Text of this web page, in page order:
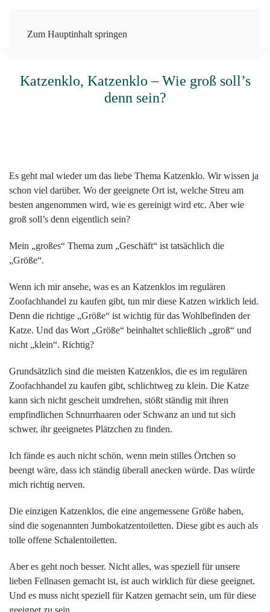
Zum Hauptinhalt springen
Katzenklo, Katzenklo – Wie groß soll’s
denn sein?
Es geht mal wieder um das liebe Thema Katzenklo. Wir wissen ja
schon viel darüber. Wo der geeignete Ort ist, welche Streu am
besten angenommen wird, wie es gereinigt wird etc. Aber wie
groß soll’s denn eigentlich sein?
Mein „großes“ Thema zum „Geschäft“ ist tatsächlich die
„Größe“.
Wenn ich mir ansehe, was es an Katzenklos im regulären
Zoofachhandel zu kaufen gibt, tun mir diese Katzen wirklich leid.
Denn die richtige „Größe“ ist wichtig für das Wohlbefinden der
Katze. Und das Wort „Größe“ beinhaltet schließlich „groß“ und
nicht „klein“. Richtig?
Grundsätzlich sind die meisten Katzenklos, die es im regulären
Zoofachhandel zu kaufen gibt, schlichtweg zu klein. Die Katze
kann sich nicht gescheit umdrehen, stößt ständig mit ihren
empfindlichen Schnurrhaaren oder Schwanz an und tut sich
schwer, ihr geeignetes Plätzchen zu finden.
Ich fände es auch nicht schön, wenn mein stilles Örtchen so
beengt wäre, dass ich ständig überall anecken würde. Das würde
mich richtig nerven.
Die einzigen Katzenklos, die eine angemessene Größe haben,
sind die sogenannten Jumbokatzentoiletten. Diese gibt es auch als
tolle offene Schalentoiletten.
Aber es geht noch besser. Nicht alles, was speziell für unsere
lieben Fellnasen gemacht ist, ist auch wirklich für diese geeignet.
Und es muss nicht speziell für Katzen gemacht sein, um für diese
geeignet zu sein.